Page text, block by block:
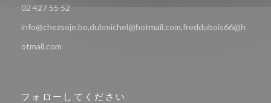
02 427 55 52
info@chezsoje.be,dubmichel@hotmail.com,freddubois66@h
otmail.com
フォローしてください